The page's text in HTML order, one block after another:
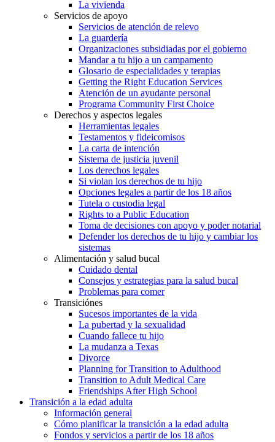
La vivienda
Servicios de apoyo
Servicios de atención de relevo
La guardería
Organizaciones subsidiadas por el gobierno
Mandar a tu hijo a un campamento
Glosario de especialidades y terapias
Getting the Right Education Services
Atención de un ayudante personal
Programa Community First Choice
Derechos y aspectos legales
Herramientas legales
Testamentos y fideicomisos
La carta de intención
Sistema de justicia juvenil
Los derechos legales
Si violan los derechos de tu hijo
Opciones legales a partir de los 18 años
Tutela o custodia legal
Rights to a Public Education
Toma de decisiones con apoyo y poder notarial
Defender los derechos de tu hijo y cambiar los
sistemas
Alimentación y salud bucal
Cuidado dental
Consejos y estrategias para la salud bucal
Problemas para comer
Transiciónes
Sucesos importantes de la vida
La pubertad y la sexualidad
Cuando fallece tu hijo
La mudanza a Texas
Divorce
Planning for Transition to Adulthood
Transition to Adult Medical Care
Friendships After High School
Transición a la edad adulta
Información general
Cómo planificar la transición a la edad adulta
Fondos y servicios a partir de los 18 años